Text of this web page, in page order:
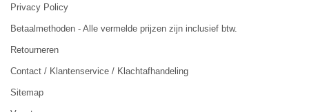
Privacy Policy
Betaalmethoden - Alle vermelde prijzen zijn inclusief btw.
Retourneren
Contact / Klantenservice / Klachtafhandeling
Sitemap